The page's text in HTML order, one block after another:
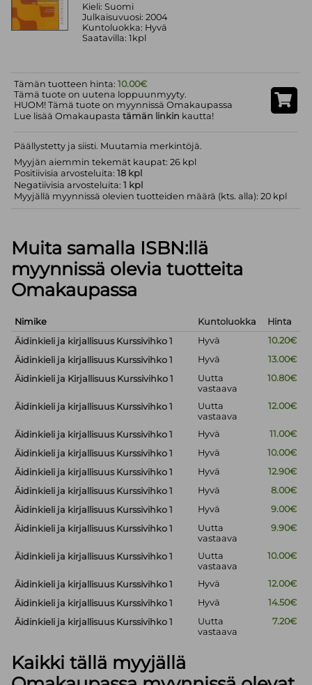
Kieli: Suomi
Julkaisuvuosi: 2004
Kuntoluokka: Hyvä
Saatavilla: 1kpl
Tämän tuotteen hinta:10.00€
Tämä tuote on uutena loppuunmyyty.
HUOM! Tämä tuote on myynnissä Omakaupassa
Lue lisää Omakaupastatämän linkin kautta!
Päällystetty ja siisti. Muutamia merkintöjä.
Myyjän aiemmin tekemät kaupat: 26 kpl
Positiivisia arvosteluita:18 kpl
Negatiivisia arvosteluita:1 kpl
Myyjällä myynnissä olevien tuotteiden määrä (kts. alla): 20 kpl
Muita samalla ISBN:llä
myynnissä olevia tuotteita
Omakaupassa
Nimike Kuntoluokka
Hinta
Äidinkieli ja kirjallisuus Kurssivihko 1
Hyvä
10.20€
Äidinkieli ja kirjallisuus Kurssivihko 1
Hyvä
13.00€
Äidinkieli ja Kirjallisuus Kurssivihko 1
Uutta
vastaava
10.80€
Äidinkieli ja kirjallisuus Kurssivihko 1
Uutta
vastaava
12.00€
Äidinkieli ja kirjallisuus Kurssivihko 1 Hyvä
11.00€
Äidinkieli ja kirjallisuus Kurssivihko 1
Hyvä
10.00€
Äidinkieli ja kirjallisuus Kurssivihko 1
Hyvä
12.90€
Äidinkieli ja kirjallisuus Kurssivihko 1
Hyvä
8.00€
Äidinkieli ja kirjallisuus Kurssivihko 1
Hyvä
9.00€
Äidinkieli ja kirjallisuus Kurssivihko 1
Uutta
vastaava
9.90€
Äidinkieli ja kirjallisuus Kurssivihko 1
Uutta
vastaava
10.00€
Äidinkieli ja kirjallisuus Kurssivihko 1 Hyvä
12.00€
Äidinkieli ja kirjallisuus Kurssivihko 1
Hyvä
14.50€
Äidinkieli ja kirjallisuus Kurssivihko 1
Uutta
vastaava
7.20€
Kaikki tällä myyjällä